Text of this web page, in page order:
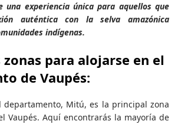
una experiencia única para aquellos que
auténtica con la selva amazónica
indígenas.
zonas para alojarse en el
de Vaupés:
departamento, Mitú, es la principal zona
Vaupés. Aquí encontrarás la mayoría de